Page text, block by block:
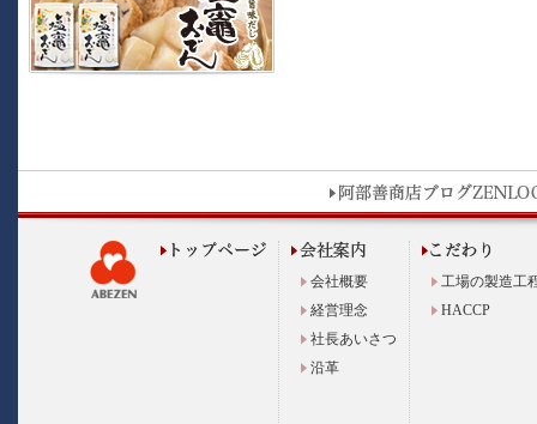
会社概要
経営理念
社長あいさつ
沿革
工場の製造工
HACCP